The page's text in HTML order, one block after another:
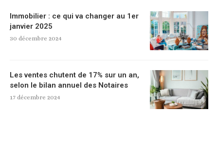
Immobilier : ce qui va changer au 1er
janvier 2025
30 décembre 2024
Les ventes chutent de 17% sur un an,
selon le bilan annuel des Notaires
17 décembre 2024